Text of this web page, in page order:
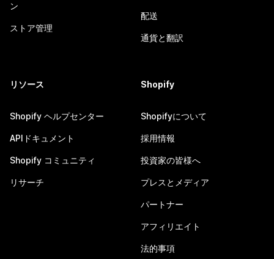
ン
ストア管理
配送
通貨と翻訳
リソース
Shopify ヘルプセンター
APIドキュメント
Shopify コミュニティ
リサーチ
Shopify
Shopifyについて
採用情報
投資家の皆様へ
プレスとメディア
パートナー
アフィリエイト
法的事項